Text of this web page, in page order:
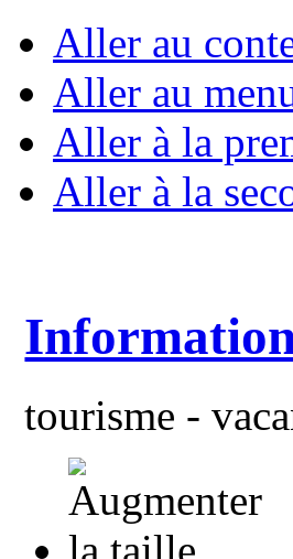
Aller au
Aller au
Aller à la
Aller à la
tourisme -